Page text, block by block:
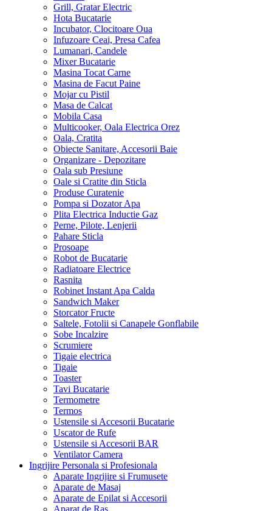
Grill, Gratar Electric
Hota Bucatarie
Incubator, Clocitoare Oua
Infuzoare Ceai, Presa Cafea
Lumanari, Candele
Mixer Bucatarie
Masina Tocat Carne
Masina de Facut Paine
Mojar cu Pistil
Masa de Calcat
Mobila Casa
Multicooker, Oala Electrica Orez
Oala, Cratita
Obiecte Sanitare, Accesorii Baie
Organizare - Depozitare
Oala sub Presiune
Oale si Cratite din Sticla
Produse Curatenie
Pompa si Dozator Apa
Plita Electrica Inductie Gaz
Perne, Pilote, Lenjerii
Pahare Sticla
Prosoape
Robot de Bucatarie
Radiatoare Electrice
Rasnita
Robinet Instant Apa Calda
Sandwich Maker
Storcator Fructe
Saltele, Fotolii si Canapele Gonflabile
Sobe Incalzire
Scrumiere
Tigaie electrica
Tigaie
Toaster
Tavi Bucatarie
Termometre
Termos
Ustensile si Accesorii Bucatarie
Uscator de Rufe
Ustensile si Accesorii BAR
Ventilator Camera
Ingrijire Personala si Profesionala
Aparate Ingrijire si Frumusete
Aparate de Masaj
Aparate de Epilat si Accesorii